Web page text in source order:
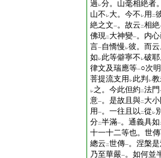
過 レ分。山毫相絶者
山不 レ大。今不 レ用 二
絶之文一。故云 二相絶
佛現二 大神變一。内
言一自憍慢 レ彼。而
如 レ此等僻寧不 レ破
律文及瑞應等一○次明
菩提流支用 レ此判 レ
レ之。今此但約 二法門
意一。是故且與二 大
用 一。一往且以 二從 レ
分二半滿一。通義具如
十一十二等也。世
總云 二世傳一。涅槃
乃至華嚴一。如何並